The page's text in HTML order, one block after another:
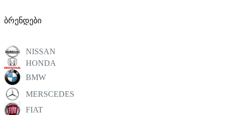
ბრენდები
NISSAN
HONDA
BMW
MERSCEDES
FIAT